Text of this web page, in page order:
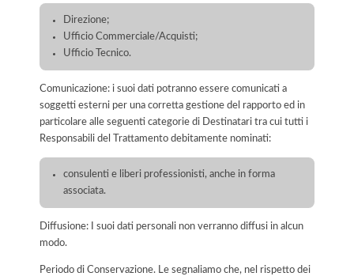
Direzione;
Ufficio Commerciale/Acquisti;
Ufficio Tecnico.
Comunicazione: i suoi dati potranno essere comunicati a
soggetti esterni per una corretta gestione del rapporto ed in
particolare alle seguenti categorie di Destinatari tra cui tutti i
Responsabili del Trattamento debitamente nominati:
consulenti e liberi professionisti, anche in forma
associata.
Diffusione: I suoi dati personali non verranno diffusi in alcun
modo.
Periodo di Conservazione. Le segnaliamo che, nel rispetto dei